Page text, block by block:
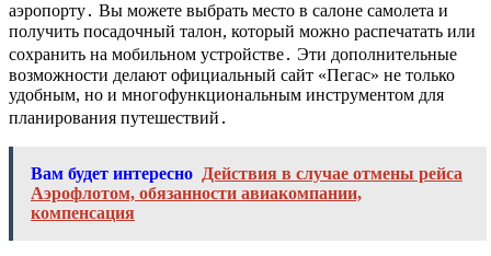
аэропорту․ Вы можете выбрать место в салоне самолета и
получить посадочный талон, который можно распечатать или
сохранить на мобильном устройстве․ Эти дополнительные
возможности делают официальный сайт «Пегас» не только
удобным, но и многофункциональным инструментом для
планирования путешествий․
Вам будет интересно Действия в случае отмены рейса
Аэрофлотом, обязанности авиакомпании,
компенсация